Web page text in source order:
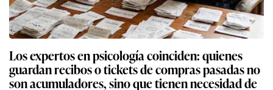
Los expertos en psicología coinciden: quienes
guardan recibos o tickets de compras pasadas no
son acumuladores, sino que tienen necesidad de